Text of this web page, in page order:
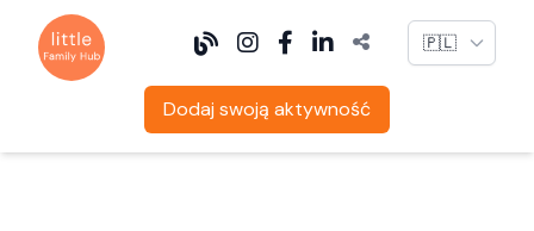
Language
Dodaj swoją aktywność